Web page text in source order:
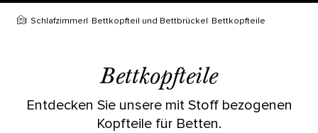
Schlafzimmer Bettkopfteil und Bettbrücke Bettkopfteile
Bettkopfteile
Entdecken Sie unsere mit Stoff bezogenen
Kopfteile für Betten.